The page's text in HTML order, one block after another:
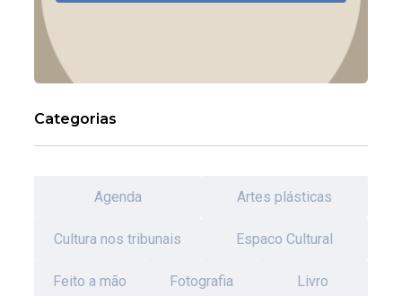
Categorias
Agenda Artes plásticas
Cultura nos tribunais Espaco Cultural
Feito a mão Fotografia Livro